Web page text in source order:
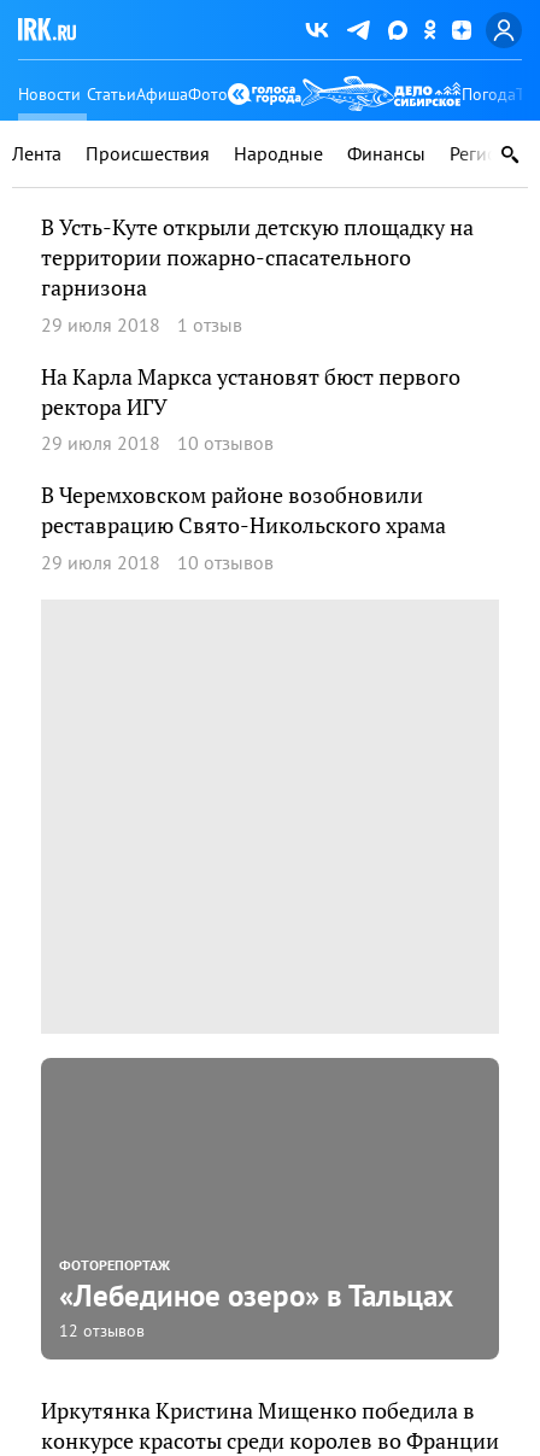
Новости СтатьиАфишаФото Погода
Лента Происшествия Народные Финансы Регионы
В Усть-Куте открыли детскую площадку на
территории пожарно-спасательного
гарнизона
29 июля 2018 1 отзыв
На Карла Маркса установят бюст первого
ректора ИГУ
29 июля 2018 10 отзывов
В Черемховском районе возобновили
реставрацию Свято-Никольского храма
29 июля 2018 10 отзывов
ФОТОРЕПОРТАЖ
«Лебединое озеро» в Тальцах
12 отзывов
Иркутянка Кристина Мищенко победила в
конкурсе красоты среди королев во Франции